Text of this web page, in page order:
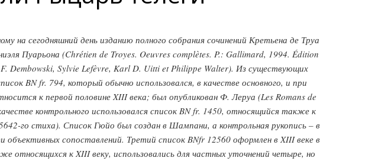
на сегодняшний день изданию полного собрания сочинений Кретьена де Труа
Пуарьона (Chrétien de Troyes. Oeuvres complètes. P.: Gallimard, 1994. Édition
Dembowski, Sylvie Lefèvre, Karl D. Uitti et Philippe Walter). Из существующих
BN fr. 794, который обычно использовался, в качестве основного, и при
к первой половине XIII века; был опубликован Ф. Леруа (Les Romans de
контрольного использовался список BN fr. 1450, относящийся также к
го стиха). Список Гюйо был создан в Шампани, а контрольная рукопись – в
сопоставлений. Третий список BNfr 12560 оформлен в XIII веке в
к XIII веку, использовались для частных уточнений четыре, но